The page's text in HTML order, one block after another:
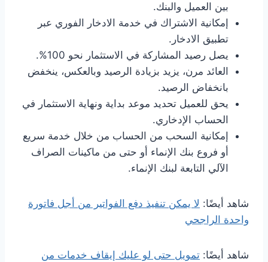
بين العميل والبنك.
إمكانية الاشتراك في خدمة الادخار الفوري عبر
تطبيق الادخار.
يصل رصيد المشاركة في الاستثمار نحو 100%.
العائد مرن، يزيد بزيادة الرصيد وبالعكس، ينخفض
بانخفاض الرصيد.
يحق للعميل تحديد موعد بداية ونهاية الاستثمار في
الحساب الإدخاري.
إمكانية السحب من الحساب من خلال خدمة سريع
أو فروع بنك الإنماء أو حتى من ماكينات الصراف
الآلي التابعة لبنك الإنماء.
شاهد أيضًا: لا يمكن تنفيذ دفع الفواتير من أجل فاتورة
واحدة الراجحي
شاهد أيضًا: تمويل حتى لو عليك إيقاف خدمات من